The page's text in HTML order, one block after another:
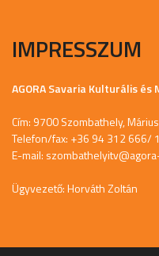
IMPRESSZUM
AGORA Savaria Kulturális
Cím: 9700 Szombathely,
Telefon/fax: +36 94 312 666/
E-mail:
Ügyvezető: Horváth Zoltán